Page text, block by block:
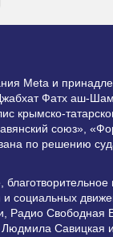
Meta и
Фатх аш-
союз»,
по решению
социальных
Радио Свободная
Савицкая